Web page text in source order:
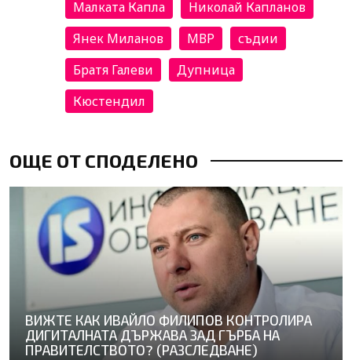
Малката Капла
Николай Капланов
Янек Миланов
МВР
съдии
Братя Галеви
Дупница
Кюстендил
ОЩЕ ОТ СПОДЕЛЕНО
ВИЖТЕ КАК ИВАЙЛО ФИЛИПОВ КОНТРОЛИРА
ДИГИТАЛНАТА ДЪРЖАВА ЗАД ГЪРБА НА
ПРАВИТЕЛСТВОТО? (РАЗСЛЕДВАНЕ)